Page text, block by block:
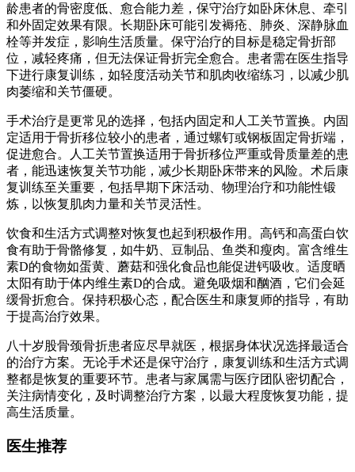
龄患者的骨密度低、愈合能力差，保守治疗如卧床休息、牵引
和外固定效果有限。长期卧床可能引发褥疮、肺炎、深静脉血
栓等并发症，影响生活质量。保守治疗的目标是稳定骨折部
位，减轻疼痛，但无法保证骨折完全愈合。患者需在医生指导
下进行康复训练，如轻度活动关节和肌肉收缩练习，以减少肌
肉萎缩和关节僵硬。
手术治疗是更常见的选择，包括内固定和人工关节置换。内固
定适用于骨折移位较小的患者，通过螺钉或钢板固定骨折端，
促进愈合。人工关节置换适用于骨折移位严重或骨质量差的患
者，能迅速恢复关节功能，减少长期卧床带来的风险。术后康
复训练至关重要，包括早期下床活动、物理治疗和功能性锻
炼，以恢复肌肉力量和关节灵活性。
饮食和生活方式调整对恢复也起到积极作用。高钙和高蛋白饮
食有助于骨骼修复，如牛奶、豆制品、鱼类和瘦肉。富含维生
素D的食物如蛋黄、蘑菇和强化食品也能促进钙吸收。适度晒
太阳有助于体内维生素D的合成。避免吸烟和酗酒，它们会延
缓骨折愈合。保持积极心态，配合医生和康复师的指导，有助
于提高治疗效果。
八十岁股骨颈骨折患者应尽早就医，根据身体状况选择最适合
的治疗方案。无论手术还是保守治疗，康复训练和生活方式调
整都是恢复的重要环节。患者与家属需与医疗团队密切配合，
关注病情变化，及时调整治疗方案，以最大程度恢复功能，提
高生活质量。
医生推荐